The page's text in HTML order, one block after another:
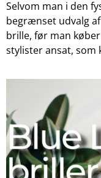
Selvom man i den
begrænset udvalg
brille, før man
stylister ansat, som